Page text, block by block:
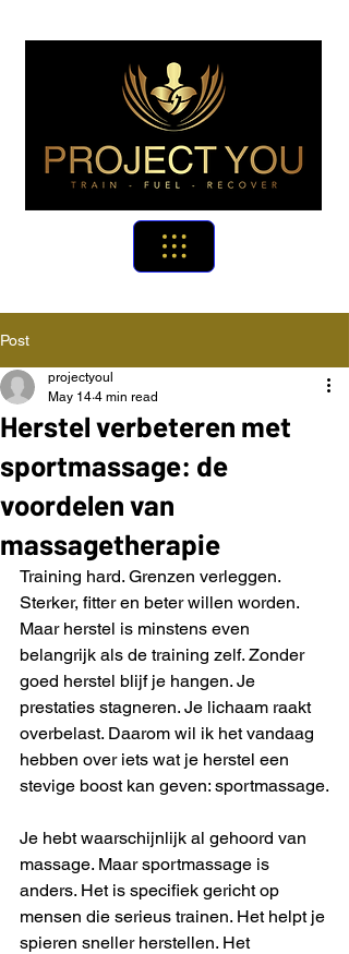
Post
Herstel verbeteren met
sportmassage: de
voordelen van
massagetherapie
projectyoul
May 14 4 min read
Training hard. Grenzen verleggen.
Sterker, fitter en beter willen worden.
Maar herstel is minstens even
belangrijk als de training zelf. Zonder
goed herstel blijf je hangen. Je
prestaties stagneren. Je lichaam raakt
overbelast. Daarom wil ik het vandaag
hebben over iets wat je herstel een
stevige boost kan geven: sportmassage.
Je hebt waarschijnlijk al gehoord van
massage. Maar sportmassage is
anders. Het is specifiek gericht op
mensen die serieus trainen. Het helpt je
spieren sneller herstellen. Het